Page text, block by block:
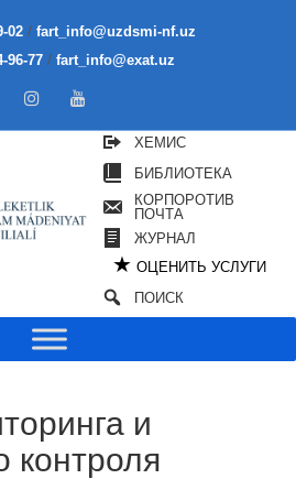
02/ fart_info@uzdsmi-nf.uz
96-77 / fart_info@exat.uz
ХЕМИС
БИБЛИОТЕКА
КОРПОРОТИВ
ПОЧТА
ЖУРНАЛ
★ ОЦЕНИТЬ УСЛУГИ
ПОИСК
и
контроля